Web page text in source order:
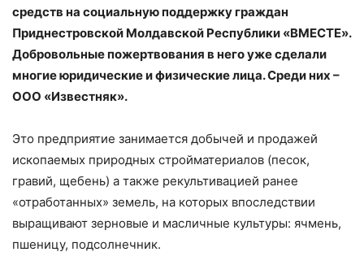
средств на социальную поддержку граждан
Приднестровской Молдавской Республики «ВМЕСТЕ».
Добровольные пожертвования в него уже сделали
многие юридические и физические лица. Среди них –
ООО «Известняк».
Это предприятие занимается добычей и продажей
ископаемых природных стройматериалов (песок,
гравий, щебень) а также рекультивацией ранее
«отработанных» земель, на которых впоследствии
выращивают зерновые и масличные культуры: ячмень,
пшеницу, подсолнечник.